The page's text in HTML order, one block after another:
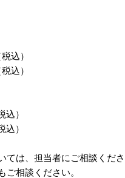
込）
込）
）
）
ては、担当者にご相談くだ
相談ください。